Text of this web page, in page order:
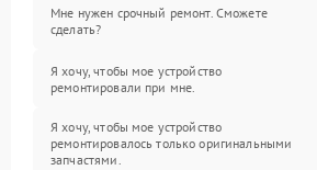
Мне нужен срочный ремонт. Сможете
сделать?
Я хочу, чтобы мое устройство
ремонтировали при мне.
Я хочу, чтобы мое устройство
ремонтировалось только оригинальными
запчастями.